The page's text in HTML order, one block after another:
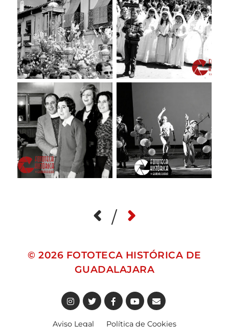
/
© 2026 FOTOTECA HISTÓRICA DE
GUADALAJARA
Aviso Legal Política de Cookies